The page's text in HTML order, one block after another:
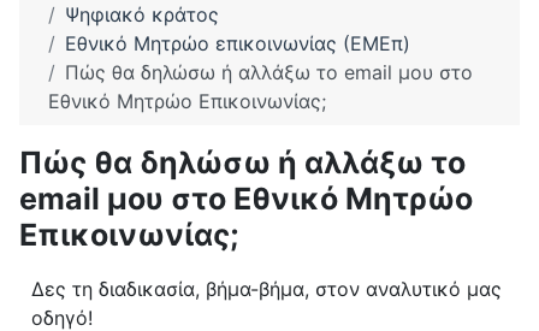
Ψηφιακό κράτος
Εθνικό Μητρώο επικοινωνίας (ΕΜΕπ)
Πώς θα δηλώσω ή αλλάξω το email μου στο
Εθνικό Μητρώο Επικοινωνίας;
Πώς θα δηλώσω ή αλλάξω το
email μου στο Εθνικό Μητρώο
Επικοινωνίας;
Δες τη διαδικασία, βήμα-βήμα, στον αναλυτικό μας
οδηγό!